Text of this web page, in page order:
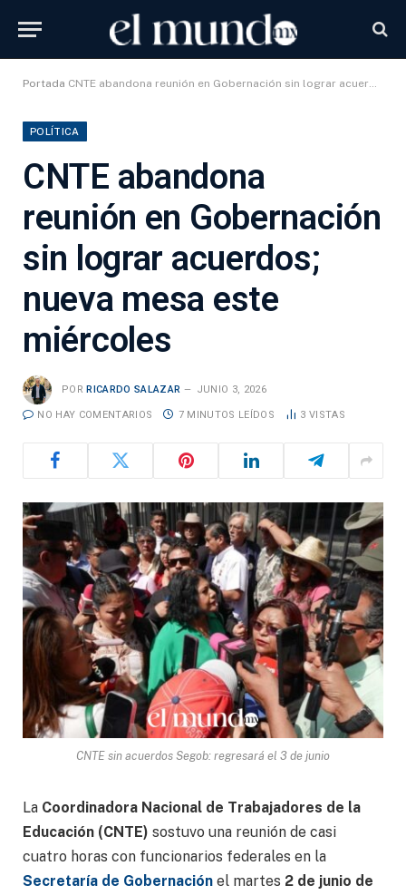
Portada CNTE abandona reunión en Gobernación sin lograr acuerdos; nueva mesa este miércoles
POLÍTICA
CNTE abandona
reunión en Gobernación
sin lograr acuerdos;
nueva mesa este
miércoles
POR RICARDO SALAZAR JUNIO 3, 2026
NO HAY COMENTARIOS 7 MINUTOS LEÍDOS 3 VISTAS
CNTE sin acuerdos Segob: regresará el 3 de junio
La Coordinadora Nacional de Trabajadores de la
Educación (CNTE) sostuvo una reunión de casi
cuatro horas con funcionarios federales en la
Secretaría de Gobernación el martes 2 de junio de